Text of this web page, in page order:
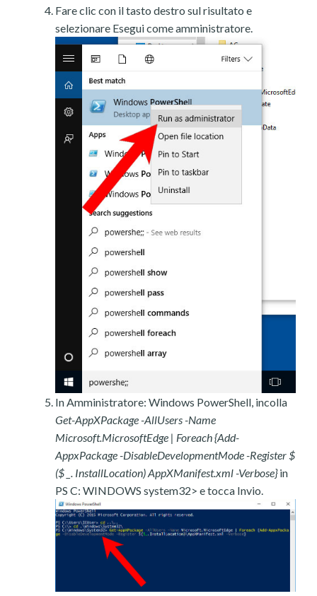
Fare clic con il tasto destro sul risultato e
selezionare Esegui come amministratore.
In Amministratore: Windows PowerShell, incolla
Get-AppXPackage -AllUsers -Name
Microsoft.MicrosoftEdge | Foreach {Add-
AppxPackage -DisableDevelopmentMode -Register $
($ _. InstallLocation) AppXManifest.xml -Verbose}in
PS C: WINDOWS system32> e tocca Invio.